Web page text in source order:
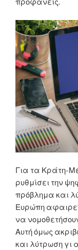
προφανείς.
Για τα Κράτη-
ρυθμίσει την
πρόβλημα και
Ευρώπη
να
Αυτή όμως
και λύτρωση γι